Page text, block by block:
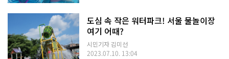
도심 속 작은 워터파크! 서울 물놀이장
여기 어때?
시민기자 김미선
2023.07.10. 13:04